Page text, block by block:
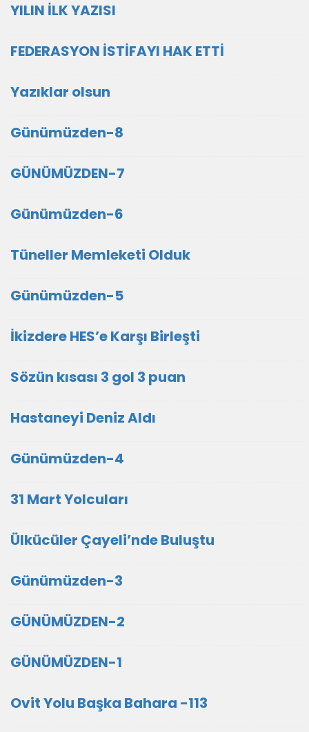
YILIN İLK YAZISI
FEDERASYON İSTİFAYI HAK ETTİ
Yazıklar olsun
Günümüzden-8
GÜNÜMÜZDEN-7
Günümüzden-6
Tüneller Memleketi Olduk
Günümüzden-5
İkizdere HES’e Karşı Birleşti
Sözün kısası 3 gol 3 puan
Hastaneyi Deniz Aldı
Günümüzden-4
31 Mart Yolcuları
Ülkücüler Çayeli’nde Buluştu
Günümüzden-3
GÜNÜMÜZDEN-2
GÜNÜMÜZDEN-1
Ovit Yolu Başka Bahara -113